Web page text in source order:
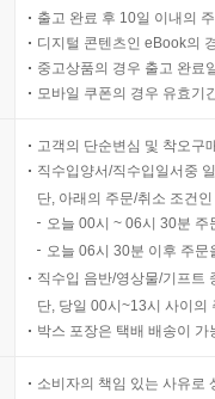
출고 완료 후 10일 이내의
디지털 콘텐츠인 eBook의
중고상품의 경우 출고 완료
모바일 쿠폰의 경우 유효기
고객의 단순변심 및 착오구
직수입양서/직수입일서중
단, 아래의 주문/취소 조건
오늘 00시 ~ 06시 30분
오늘 06시 30분 이후 주
직수입 음반/영상물/기프트
단, 당일 00시~13시 사이의
박스 포장은 택배 배송이
소비자의 책임 있는 사유로